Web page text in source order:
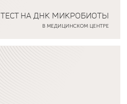
ТЕСТ НА ДНК МИКРОБИОТЫ
В МЕДИЦИНСКОМ ЦЕНТРЕ